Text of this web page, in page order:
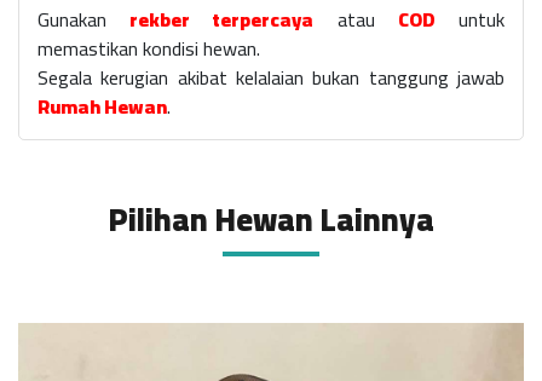
Gunakan rekber terpercaya atau COD untuk
memastikan kondisi hewan.
Segala kerugian akibat kelalaian bukan tanggung jawab
Rumah Hewan.
Pilihan Hewan Lainnya